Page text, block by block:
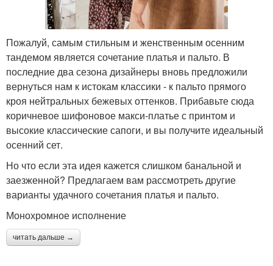
Пожалуй, самым стильным и женственным осенним
тандемом является сочетание платья и пальто. В
последние два сезона дизайнеры вновь предложили
вернуться нам к истокам классики - к пальто прямого
кроя нейтральных бежевых оттенков. Прибавьте сюда
коричневое шифоновое макси-платье с принтом и
высокие классические сапоги, и вы получите идеальный
осенний сет.
Но что если эта идея кажется слишком банальной и
заезженной? Предлагаем вам рассмотреть другие
варианты удачного сочетания платья и пальто.
Монохромное исполнение
читать дальше →